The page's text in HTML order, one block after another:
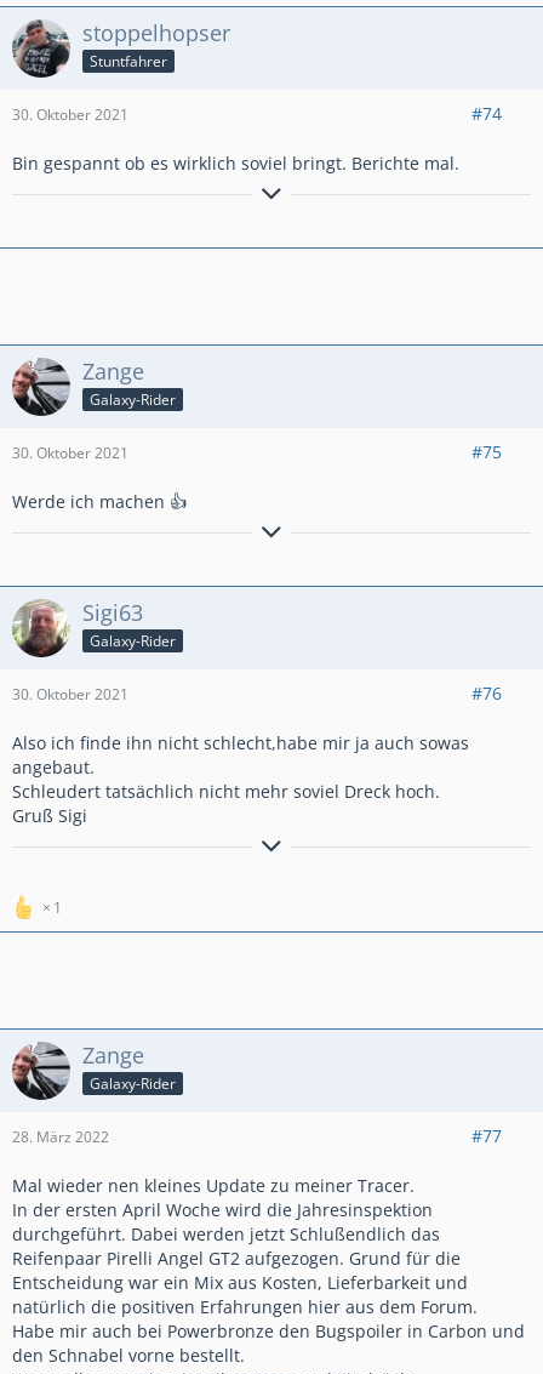
stoppelhopser
Stuntfahrer
30. Oktober 2021 #74
Bin gespannt ob es wirklich soviel bringt. Berichte mal.
Ich kann gut Mitmenschen umgehen.
Zange
Galaxy-Rider
30. Oktober 2021 #75
Werde ich machen 👍
Einer von uns beiden ist klüger als du
Sigi63
Galaxy-Rider
30. Oktober 2021 #76
Also ich finde ihn nicht schlecht,habe mir ja auch sowas
angebaut.
Schleudert tatsächlich nicht mehr soviel Dreck hoch.
Gruß Sigi
Starflite, Kreidler RM 50, CB 900F bol dor, CBX 750F, CBR 1000
CBR1100 XX,
1
Zange
Galaxy-Rider
28. März 2022 #77
Mal wieder nen kleines Update zu meiner Tracer.
In der ersten April Woche wird die Jahresinspektion
durchgeführt. Dabei werden jetzt Schlußendlich das
Reifenpaar Pirelli Angel GT2 aufgezogen. Grund für die
Entscheidung war ein Mix aus Kosten, Lieferbarkeit und
natürlich die positiven Erfahrungen hier aus dem Forum.
Habe mir auch bei Powerbronze den Bugspoiler in Carbon und
den Schnabel vorne bestellt.